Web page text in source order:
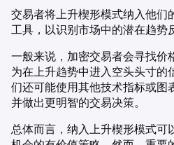
交易者将上升楔形模式纳入他们
工具，以识别市场中的潜在趋势
一般来说，加密交易者会寻找价
为在上升趋势中进入空头头寸的
们还可能使用其他技术指标或图
并做出更明智的交易决策。
总体而言，纳入上升楔形模式可